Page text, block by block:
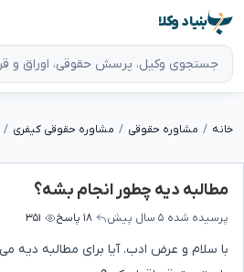
بنیاد وکلا
خانه مشاوره حقوقی مشاوره حقوقی کیفری
مطالبه دیه چطور انجام بشه؟
پرسیده شده ۵ سال پیش ۱۸ پاسخ ۳۵۱
با سلام و عرض ادب. آیا برای مطالبه دیه